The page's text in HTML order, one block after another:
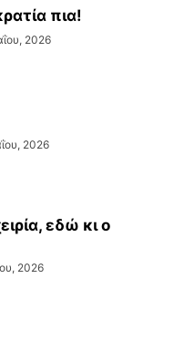
πια!
2026
2026
εδώ κι ο
2026